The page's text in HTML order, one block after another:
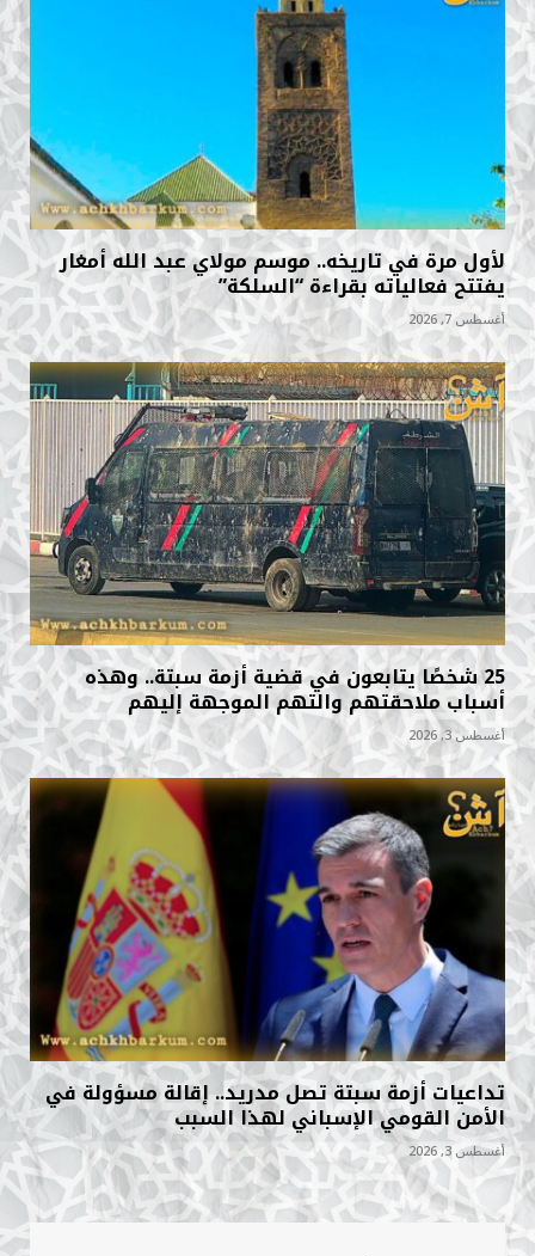
لأول مرة في تاريخه.. موسم مولاي عبد الله أمغار
يفتتح فعالياته بقراءة “السلكة”
أغسطس 7, 2026
25 شخصًا يتابعون في قضية أزمة سبتة.. وهذه
أسباب ملاحقتهم والتهم الموجهة إليهم
أغسطس 3, 2026
تداعيات أزمة سبتة تصل مدريد.. إقالة مسؤولة في
الأمن القومي الإسباني لهذا السبب
أغسطس 3, 2026